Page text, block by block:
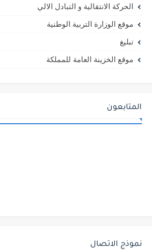
الحركة الانتقالية و التبادل الالي
موقع الوزارة التربية الوطنية
تبليغ
موقع الخزينة العامة للمملكة
المتابعون
نموذج الاتصال